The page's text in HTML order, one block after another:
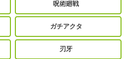
呪術廻戦
ガチアクタ
刃牙